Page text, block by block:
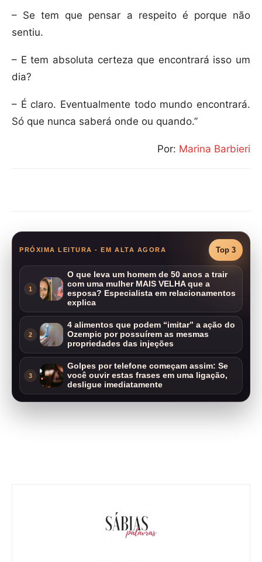
– Se tem que pensar a respeito é porque não
sentiu.
– E tem absoluta certeza que encontrará isso um
dia?
– É claro. Eventualmente todo mundo encontrará.
Só que nunca saberá onde ou quando.”
Por: Marina Barbieri
PRÓXIMA LEITURA - EM ALTA AGORA Top 3
1
O que leva um homem de 50 anos a trair
com uma mulher MAIS VELHA que a
esposa? Especialista em relacionamentos
explica
2
4 alimentos que podem “imitar” a ação do
Ozempic por possuírem as mesmas
propriedades das injeções
3
Golpes por telefone começam assim: Se
você ouvir estas frases em uma ligação,
desligue imediatamente